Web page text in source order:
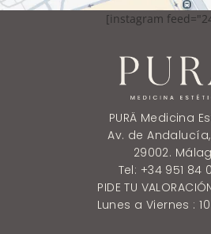
[instagram
PURÄ Medicina
Av. de Andalucía,
29002.
Tel: +34 951 84
PIDE TU
Lunes a Viernes :